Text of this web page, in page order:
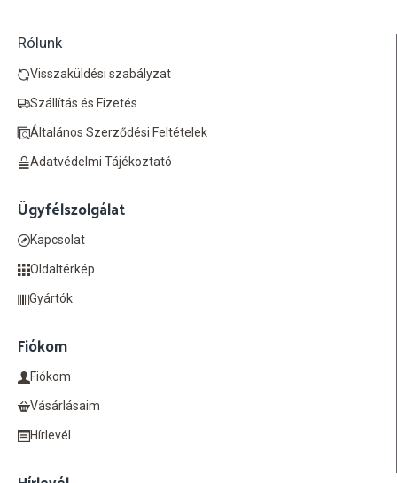
Rólunk
Visszaküldési szabályzat
Szállítás és Fizetés
Általános Szerződési Feltételek
Adatvédelmi Tájékoztató
Ügyfélszolgálat
Kapcsolat
Oldaltérkép
Gyártók
Fiókom
Fiókom
Vásárlásaim
Hírlevél